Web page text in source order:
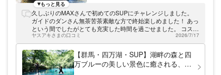
す。 ご家族やご友人とともに、癒しと楽し
さに満ちたひとときをお届けできるよう、ス
タッフ一同心を込めてお迎えいたします。
SUP・カヌー・カヤック・パックラフトな
ど、4歳のお子さまからご高齢の方まで幅広
くお楽しみいただけるアクティビティをご用
意しております。 すべてのツアー・スクー
ルは、ベースから湖までの送迎付きで、初め
ツアー！安全もばっちり！ 本場オーストラ
リア、ニュージーランド等で経験を積んだス
タッフを中心に運営。ラフティングスタッフ
全員が、日本リバーガイド協会、みなかみ町
ラフティング組合会員です。公的機関による
ファーストエイドの講習受講も義務付けてい
ます。だからこそ、本格派のツアーに定評が
あり、毎年沢山のリピーターの方に来ていた
もっと見る
久しぶりのMAXさんで初めてのSUPにチャレンジしました。
ガイドのダンさん無茶苦茶素敵な方で終始楽しめました！ あっ
という間でしたがとても充実した時間を過ごせました。 コスパ
良すぎです！ さすが歴史あるMAXさん 間違いないですね。
ヤスアキさまの口コミ 2026/7/17
【群馬・四万湖・SUP】湖畔の森と四
万ブルーの美しい景色に癒される、の